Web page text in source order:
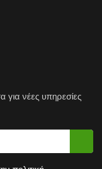
για νέες υπηρεσίες